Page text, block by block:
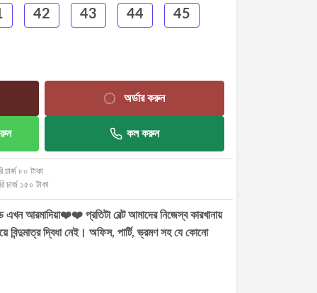
42 43 44 45
অর্ডার করুন
কল করুন
চার্জ ৮০ টাকা
চার্জ ১৫০ টাকা
এখন আরমাদিয়া❤️❤️ প্রতিটা বেল্ট আমাদের নিজেস্ব কারখানায়
বিন্দুমাত্র দ্বিধা নেই। অফিস, পার্টি, ভ্রমণ সহ যে কোনো